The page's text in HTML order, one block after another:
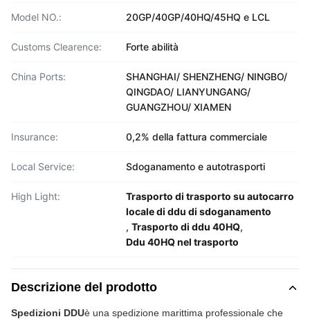
Model NO.: 20GP/40GP/40HQ/45HQ e LCL
Customs Clearence: Forte abilità
China Ports:
SHANGHAI/ SHENZHENG/ NINGBO/
QINGDAO/ LIANYUNGANG/
GUANGZHOU/ XIAMEN
Insurance: 0,2% della fattura commerciale
Local Service: Sdoganamento e autotrasporti
High Light:
Trasporto di trasporto su autocarro
locale di ddu di sdoganamento
, Trasporto di ddu 40HQ,
Ddu 40HQ nel trasporto
Descrizione del prodotto
Spedizioni DDUè una spedizione marittima professionale che